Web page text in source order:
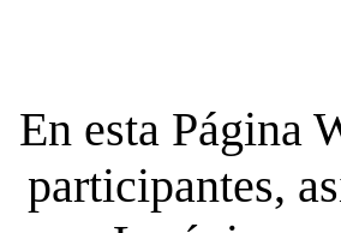
En esta Página
participantes,